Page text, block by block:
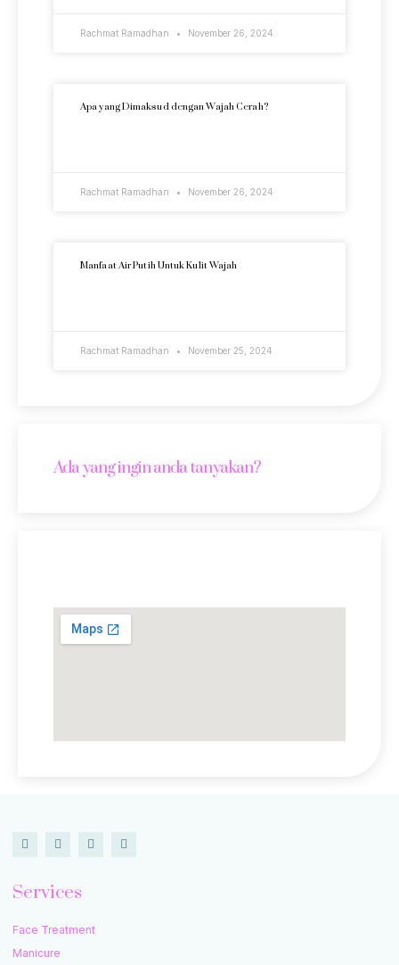
Rachmat Ramadhan November 26, 2024
Apa yang Dimaksud dengan Wajah Cerah?
Rachmat Ramadhan November 26, 2024
Manfaat Air Putih Untuk Kulit Wajah
Rachmat Ramadhan November 25, 2024
Ada yang ingin anda tanyakan?
Services
Face Treatment
Manicure